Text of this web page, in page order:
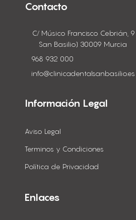
Contacto
C/ Músico Francisco Cebrián,
San Basilio) 30009 Murcia
968 932 000
info@clinicadentalsanbasilio.es
Información Legal
Aviso Legal
Terminos y Condiciones
Política de Privacidad
Enlaces